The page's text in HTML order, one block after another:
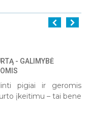
1 2
- GALIMYBĖ
pigiai ir geromis
įkeitimu – tai bene